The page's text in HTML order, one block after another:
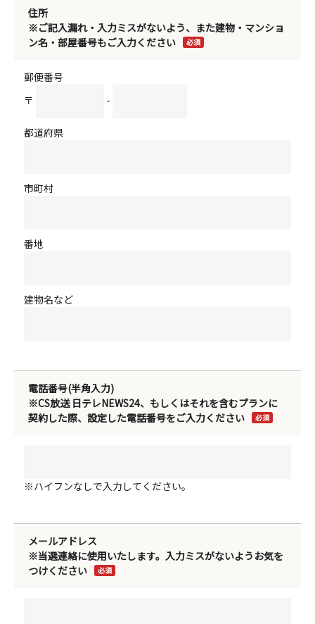
住所
※ご記入漏れ・入力ミスがないよう、また建物・マンショ
ン名・部屋番号もご入力ください
必須
郵便番号
〒
-
都道府県
市町村
番地
建物名など
電話番号(半角入力)
※CS放送 日テレNEWS24、もしくはそれを含むプランに
契約した際、設定した電話番号をご入力ください
必須
※ハイフンなしで入力してください。
メールアドレス
※当選連絡に使用いたします。入力ミスがないようお気を
つけください
必須